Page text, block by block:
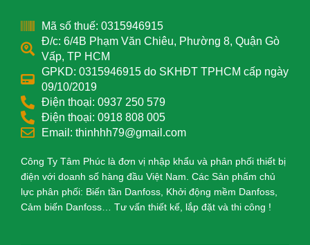
Mã số thuế: 0315946915
Đ/c: 6/4B Phạm Văn Chiêu, Phường 8, Quận Gò
Vấp, TP HCM
GPKD: 0315946915 do SKHĐT TPHCM cấp ngày
09/10/2019
Điện thoại: 0937 250 579
Điện thoại: 0918 808 005
Email: thinhhh79@gmail.com
Công Ty Tâm Phúc là đơn vị nhập khẩu và phân phối thiết bị
điện với doanh số hàng đầu Việt Nam. Các Sản phẩm chủ
lực phân phối: Biến tần Danfoss, Khởi động mềm Danfoss,
Cảm biến Danfoss… Tư vấn thiết kế, lắp đặt và thi công !